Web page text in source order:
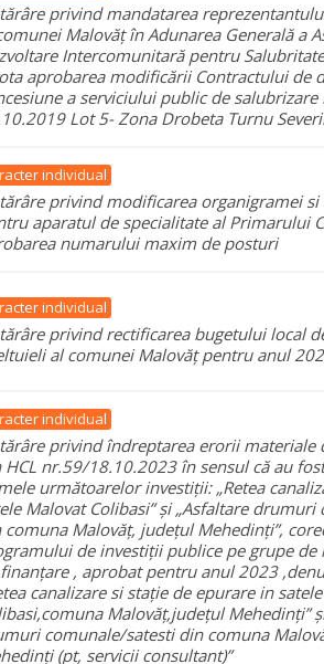
privind mandatarea
Malovăț în Adunarea Generală a
Intercomunitară pentru
aprobarea modificării Contractului de
a serviciului public de
Lot 5- Zona Drobeta Turnu
individual
privind modificarea organigramei
aparatul de specialitate al Primarului
numarului maxim de posturi
individual
privind rectificarea bugetului local
al comunei Malovăț pentru anul
individual
privind îndreptarea erorii materiale
HCL nr.59/18.10.2023 în sensul că au
următoarelor investiții: „Retea
Malovat Colibasi” și „Asfaltare
comuna Malovăț, județul Mehedinți”,
de investiții publice pe grupe de
, aprobat pentru anul 2023
canalizare si stație de epurare in
Malovăț,județul Mehedinți”
comunale/satesti din comuna
(pt, servicii consultant)”